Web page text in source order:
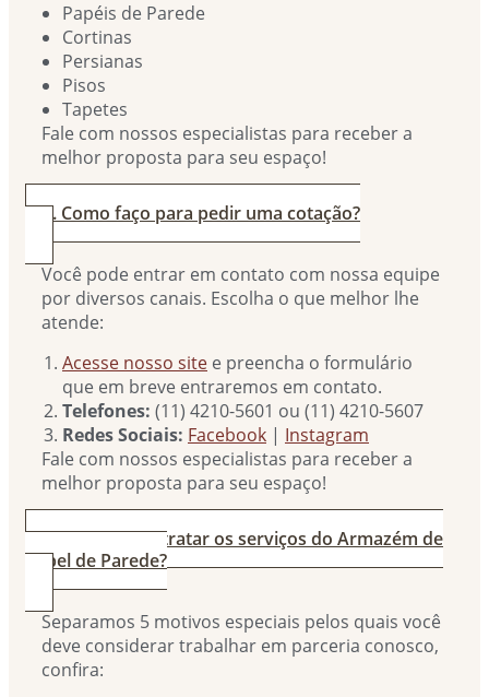
Papéis de Parede
Cortinas
Persianas
Pisos
Tapetes
Fale com nossos especialistas para receber a
melhor proposta para seu espaço!
2. Como faço para pedir uma cotação?
Você pode entrar em contato com nossa equipe
por diversos canais. Escolha o que melhor lhe
atende:
Acesse nosso site e preencha o formulário
que em breve entraremos em contato.
Telefones: (11) 4210-5601 ou (11) 4210-5607
Redes Sociais: Facebook | Instagram
Fale com nossos especialistas para receber a
melhor proposta para seu espaço!
3. Por que contratar os serviços do Armazém de
Papel de Parede?
Separamos 5 motivos especiais pelos quais você
deve considerar trabalhar em parceria conosco,
confira: